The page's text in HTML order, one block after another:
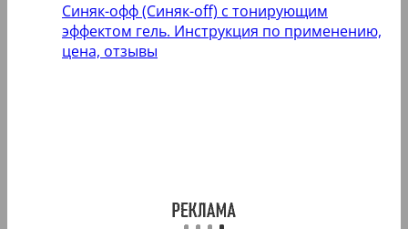
Синяк-офф (Синяк-off) с тонирующим
эффектом гель. Инструкция по применению,
цена, отзывы